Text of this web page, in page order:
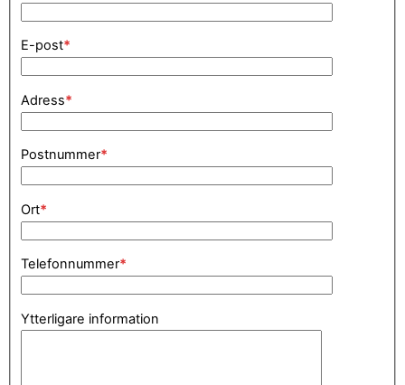
E-post*
Adress*
Postnummer*
Ort*
Telefonnummer*
Ytterligare information